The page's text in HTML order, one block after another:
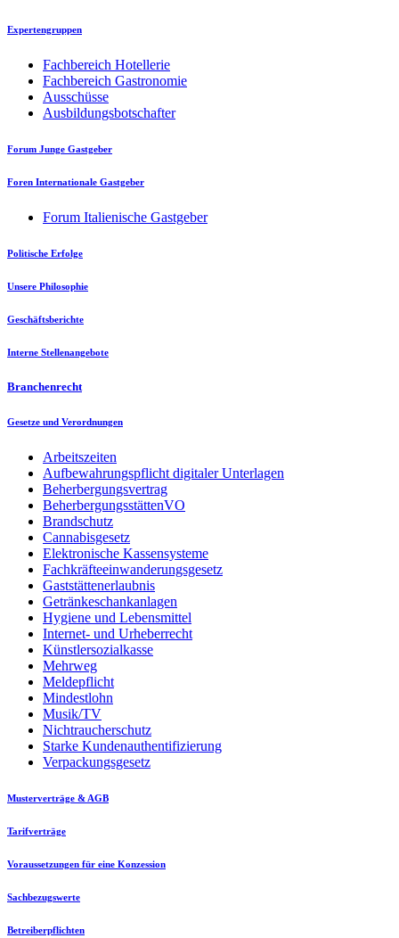
Expertengruppen
Fachbereich Hotellerie
Fachbereich Gastronomie
Ausschüsse
Ausbildungsbotschafter
Forum Junge Gastgeber
Foren Internationale Gastgeber
Forum Italienische Gastgeber
Politische Erfolge
Unsere Philosophie
Geschäftsberichte
Interne Stellenangebote
Branchenrecht
Gesetze und Verordnungen
Arbeitszeiten
Aufbewahrungspflicht digitaler Unterlagen
Beherbergungsvertrag
BeherbergungsstättenVO
Brandschutz
Cannabisgesetz
Elektronische Kassensysteme
Fachkräfteeinwanderungsgesetz
Gaststättenerlaubnis
Getränkeschankanlagen
Hygiene und Lebensmittel
Internet- und Urheberrecht
Künstlersozialkasse
Mehrweg
Meldepflicht
Mindestlohn
Musik/TV
Nichtraucherschutz
Starke Kundenauthentifizierung
Verpackungsgesetz
Musterverträge & AGB
Tarifverträge
Voraussetzungen für eine Konzession
Sachbezugswerte
Betreiberpflichten